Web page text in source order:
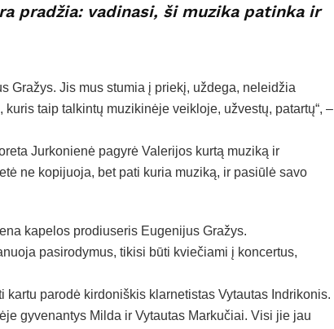
pradžia: vadinasi, ši muzika patinka ir
Gražys. Jis mus stumia į priekį, uždega, neleidžia
taip talkintų muzikinėje veikloje, užvestų, patartų“, –
Jurkonienė pagyrė Valerijos kurtą muziką ir
ne kopijuoja, bet pati kuria muziką, ir pasiūlė savo
kapelos prodiuseris Eugenijus Gražys.
pasirodymus, tikisi būti kviečiami į koncertus,
parodė kirdoniškis klarnetistas Vytautas Indrikonis.
gyvenantys Milda ir Vytautas Markučiai. Visi jie jau